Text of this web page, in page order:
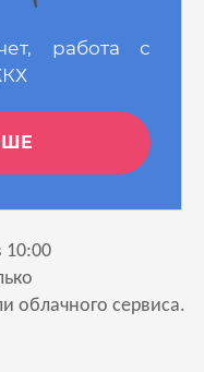
работа с
10:00
облачного сервиса.